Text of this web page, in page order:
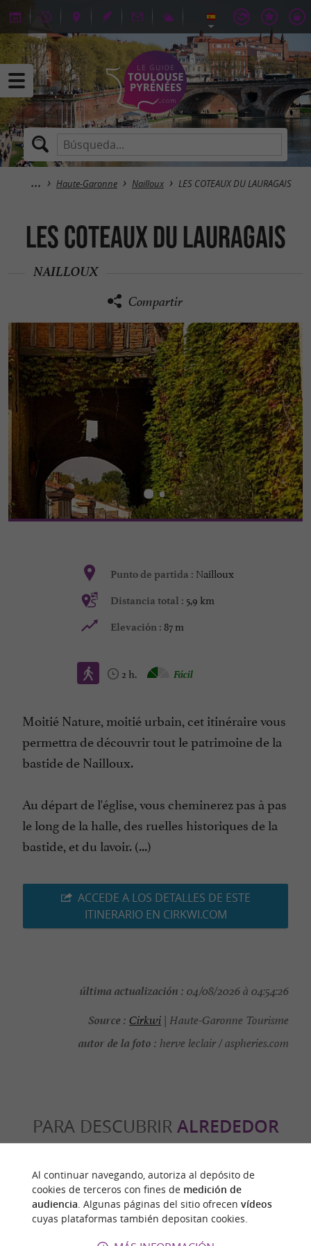
Haute-Garonne Nailloux LES COTEAUX DU LAURAGAIS
LES COTEAUX DU LAURAGAIS
NAILLOUX
Compartir
Punto de partida : Nailloux
Distancia total : 5,9 km
Elevación : 87 m
2 h. Fácil
Moitié Nature, moitié urbain, cet itinéraire vous
permettra de découvrir tout le patrimoine de la
bastide de Nailloux.
Au départ de l'église, vous cheminerez pas à pas
le long de la halle, des ruelles historiques de la
bastide, et du lavoir. (...)
ACCEDE A LOS DETALLES DE ESTE
ITINERARIO EN CIRKWI.COM
última actualización : 04/08/2026 à 04:54:26
Source : Cirkwi | Haute-Garonne Tourisme
autor de la foto : herve leclair / aspheries.com
PARA DESCUBRIR ALREDEDOR
Al continuar navegando, autoriza al depósito de
cookies de terceros con fines de medición de
audiencia . Algunas páginas del sitio ofrecen vídeos
cuyas plataformas también depositan cookies.